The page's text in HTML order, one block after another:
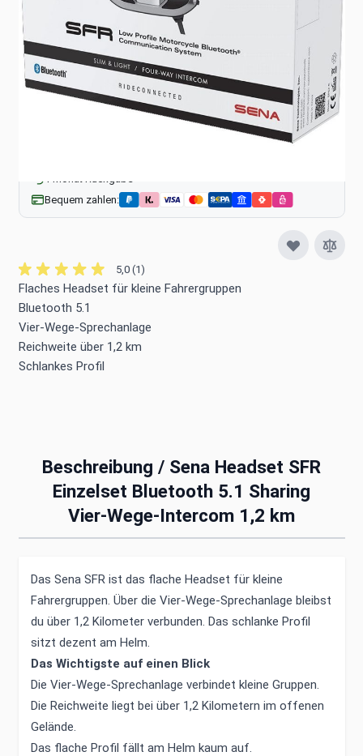
5,0 (1)
Flaches Headset für kleine Fahrergruppen
Bluetooth 5.1
Vier-Wege-Sprechanlage
Reichweite über 1,2 km
Schlankes Profil
197,90 €
inkl. MwSt., zzgl.Versandkosten
Trusted Shops Käuferschutz verfügbarmehr dazu ›
Bequem zahlen:
Beschreibung / Sena Headset SFR
Einzelset Bluetooth 5.1 Sharing
Vier-Wege-Intercom 1,2 km
Das Sena SFR ist das flache Headset für kleine
Fahrergruppen. Über die Vier-Wege-Sprechanlage bleibst
du über 1,2 Kilometer verbunden. Das schlanke Profil
sitzt dezent am Helm.
Das Wichtigste auf einen Blick
Die Vier-Wege-Sprechanlage verbindet kleine Gruppen.
Die Reichweite liegt bei über 1,2 Kilometern im offenen
Gelände.
Das flache Profil fällt am Helm kaum auf.